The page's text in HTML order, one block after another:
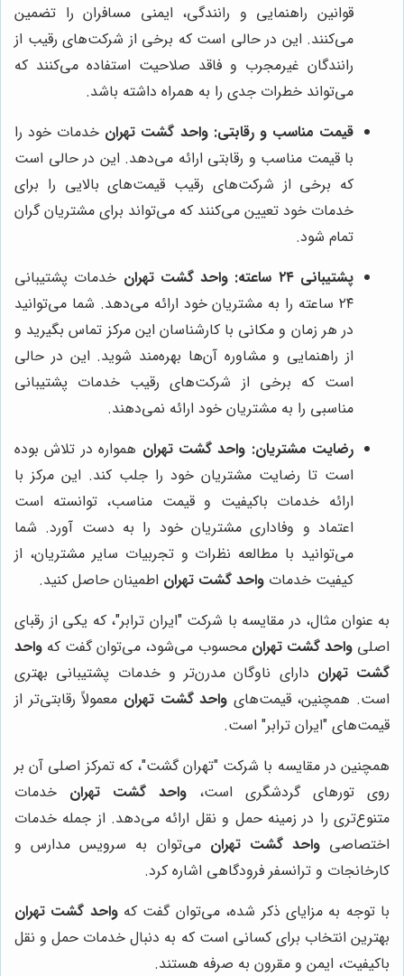
قوانین راهنمایی و رانندگی، ایمنی مسافران را تضمین
می‌کنند. این در حالی است که برخی از شرکت‌های رقیب از
رانندگان غیرمجرب و فاقد صلاحیت استفاده می‌کنند که
می‌تواند خطرات جدی را به همراه داشته باشد.
قیمت مناسب و رقابتی: واحد گشت تهران خدمات خود را
با قیمت مناسب و رقابتی ارائه می‌دهد. این در حالی است
که برخی از شرکت‌های رقیب قیمت‌های بالایی را برای
خدمات خود تعیین می‌کنند که می‌تواند برای مشتریان گران
تمام شود.
پشتیبانی ۲۴ ساعته:
واحد گشت تهران خدمات پشتیبانی
۲۴ ساعته را به مشتریان خود ارائه می‌دهد. شما می‌توانید
در هر زمان و مکانی با کارشناسان این مرکز تماس بگیرید و
از راهنمایی و مشاوره آن‌ها بهره‌مند شوید. این در حالی
است که برخی از شرکت‌های رقیب خدمات پشتیبانی
مناسبی را به مشتریان خود ارائه نمی‌دهند.
رضایت مشتریان: واحد گشت تهران همواره در تلاش بوده
است تا رضایت مشتریان خود را جلب کند. این مرکز با
ارائه خدمات باکیفیت و قیمت مناسب، توانسته است
اعتماد و وفاداری مشتریان خود را به دست آورد. شما
می‌توانید با مطالعه نظرات و تجربیات سایر مشتریان، از
کیفیت خدمات واحد گشت تهران اطمینان حاصل کنید.
به عنوان مثال، در مقایسه با شرکت "ایران ترابر"، که یکی از رقبای
اصلیواحد گشت تهران محسوب می‌شود، می‌توان گفت که واحد
گشت تهران دارای ناوگان مدرن‌تر و خدمات پشتیبانی بهتری
است. همچنین، قیمت‌های واحد گشت تهران معمولاً رقابتی‌تر از
قیمت‌های "ایران ترابر" است.
همچنین در مقایسه با شرکت "تهران گشت"، که تمرکز اصلی آن بر
روی تورهای گردشگری است، واحد گشت تهران خدمات
متنوع‌تری را در زمینه حمل و نقل ارائه می‌دهد. از جمله خدمات
اختصاصیواحد گشت تهران می‌توان به سرویس مدارس و
کارخانجات و ترانسفر فرودگاهی اشاره کرد.
با توجه به مزایای ذکر شده، می‌توان گفت کهواحد گشت تهران
بهترین انتخاب برای کسانی است که به دنبال خدمات حمل و نقل
باکیفیت، ایمن و مقرون به صرفه هستند.